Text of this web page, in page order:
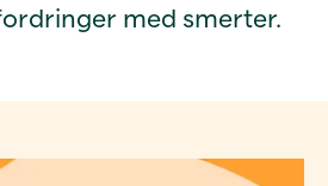
med smerter.